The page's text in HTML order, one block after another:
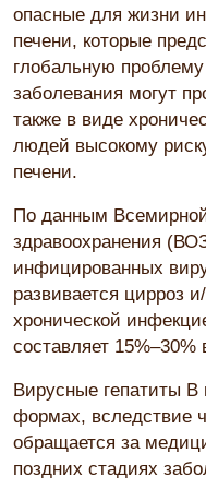
опасные для жизни
печени, которые
глобальную
заболевания могут
также в виде
людей высокому
печени.
По данным
здравоохранения
инфицированных
развивается цирроз
хронической
составляет 15%–30%
Вирусные гепатиты В
формах, вследствие
обращается за
поздних стадиях